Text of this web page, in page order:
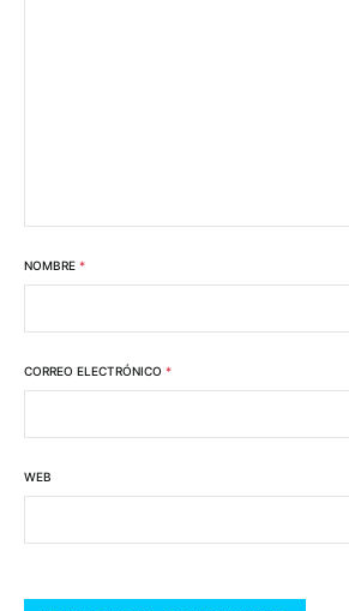
NOMBRE *
CORREO ELECTRÓNICO *
WEB